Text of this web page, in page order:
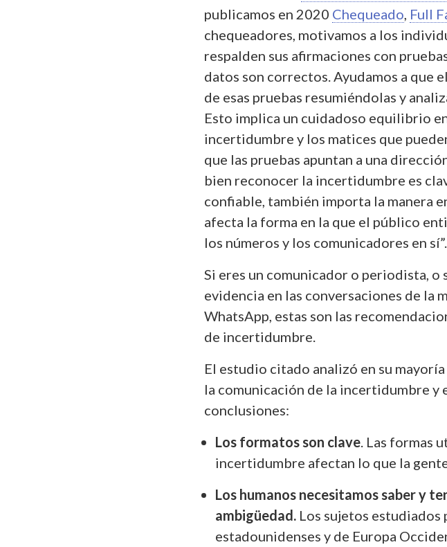
publicamos en 2020 Chequeado Full
chequeadores, motivamos a los
respalden sus afirmaciones con
datos son correctos. Ayudamos a que
de esas pruebas resumiéndolas y
Esto implica un cuidadoso equilibrio
incertidumbre y los matices que
que las pruebas apuntan a una
bien reconocer la incertidumbre es
confiable, también importa la manera
afecta la forma en la que el público
los números y los comunicadores en sí”.
Si eres un comunicador o periodista, o
evidencia en las conversaciones de la
WhatsApp, estas son las
de incertidumbre.
El estudio citado analizó en su
la comunicación de la incertidumbre y
conclusiones:
Los formatos son clave . Las formas
incertidumbre afectan lo que la
Los humanos necesitamos saber y
ambigüedad. Los sujetos
estadounidenses y de Europa